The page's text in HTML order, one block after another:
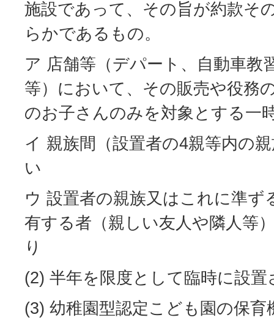
施設であって、その旨が約款そ
らかであるもの。
ア 店舗等（デパート、自動車教
等）において、その販売や役務
のお子さんのみを対象とする一
イ 親族間（設置者の4親等内の
い
ウ 設置者の親族又はこれに準ず
有する者（親しい友人や隣人等
り
(2) 半年を限度として臨時に設置
(3) 幼稚園型認定こども園の保育